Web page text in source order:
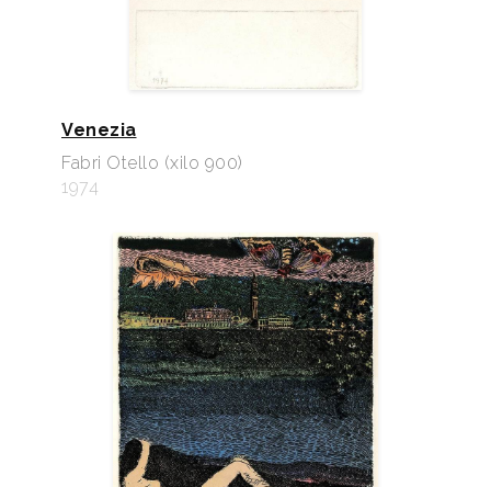
Venezia
Fabri Otello (xilo 900)
1974